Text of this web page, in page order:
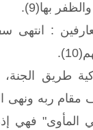
والظفر بها(9).
: انتهى
طريق الجنة،
مقام ربه ونهى
المأوى" فهي